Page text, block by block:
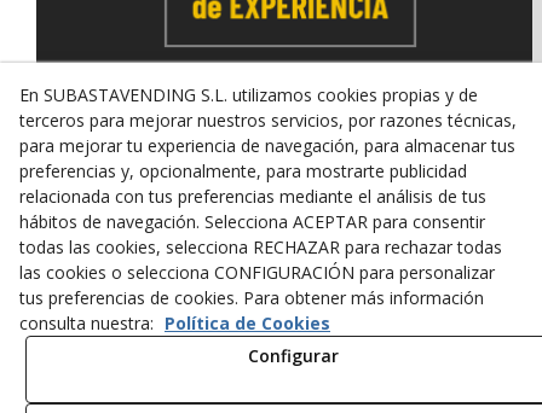
© 08/2026 SUBASTAVENDING SL - Todos los derechos
reservados.
Política de Privacidad Aviso Legal Política de Cookies
En SUBASTAVENDING S.L. utilizamos cookies propias y de
terceros para mejorar nuestros servicios, por razones técnicas,
para mejorar tu experiencia de navegación, para almacenar tus
preferencias y, opcionalmente, para mostrarte publicidad
relacionada con tus preferencias mediante el análisis de tus
hábitos de navegación. Selecciona ACEPTAR para consentir
todas las cookies, selecciona RECHAZAR para rechazar todas
las cookies o selecciona CONFIGURACIÓN para personalizar
tus preferencias de cookies. Para obtener más información
consulta nuestra: Política de Cookies
Configurar